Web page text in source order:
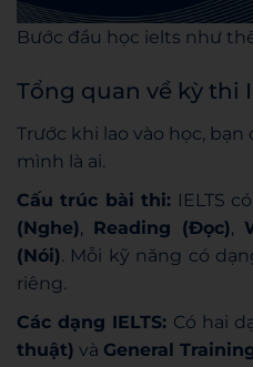
Bước đầu học ielts như
Tổng quan về kỳ thi
Trước khi lao vào học, bạn
mình là ai.
Cấu trúc bài thi: IELTS
(Nghe), Reading (Đọc),
(Nói). Mỗi kỹ năng có
riêng.
Các dạng IELTS: Có hai
thuật) và General